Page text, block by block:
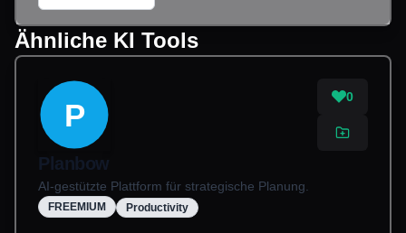
Ähnliche KI Tools
P
0
Planbow
AI-gestützte Plattform für strategische Planung.
FREEMIUM Productivity